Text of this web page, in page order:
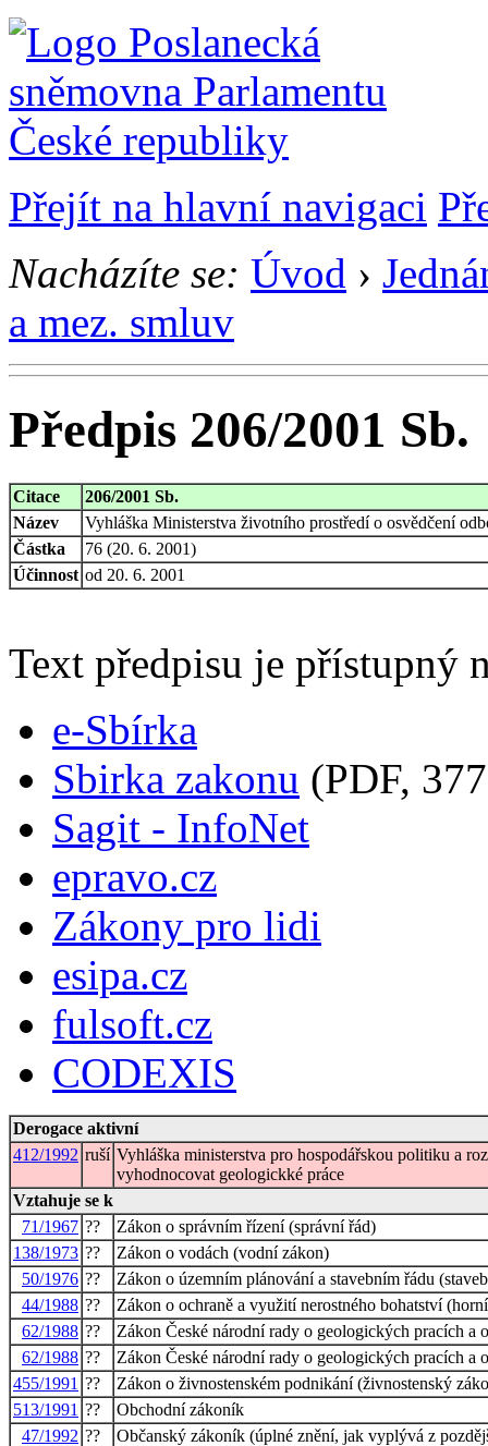
Přejít na hlavní navigaci
Nacházíte se: Úvod ›
a mez. smluv
Předpis 206/2001 Sb.
Citace
206/2001 Sb.
Název
Vyhláška Ministerstva životního prostředí o osvědčení
Částka
76 (20. 6. 2001)
Účinnost od 20. 6. 2001
Text předpisu je přístupný
e-Sbírka
Sbirka zakonu (PDF,
Sagit - InfoNet
epravo.cz
Zákony pro lidi
esipa.cz
fulsoft.cz
CODEXIS
Derogace aktivní
412/1992 ruší Vyhláška ministerstva pro hospodářskou politiku a
vyhodnocovat geologickké práce
Vztahuje se k
71/1967 ??
Zákon o správním řízení (správní řád)
138/1973 ??
Zákon o vodách (vodní zákon)
50/1976 ??
Zákon o územním plánování a stavebním řádu
44/1988 ??
Zákon o ochraně a využití nerostného bohatství
62/1988 ??
Zákon České národní rady o geologických pracích a
62/1988 ??
Zákon České národní rady o geologických pracích a
455/1991 ??
Zákon o živnostenském podnikání (živnostenský
513/1991 ??
Obchodní zákoník
47/1992 ??
Občanský zákoník (úplné znění, jak vyplývá z